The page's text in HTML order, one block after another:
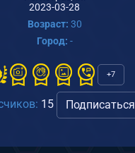
2023-03-28
Возраст: 30
Город: -
+7
15 Подписаться